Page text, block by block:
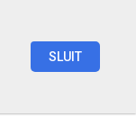
SLUIT